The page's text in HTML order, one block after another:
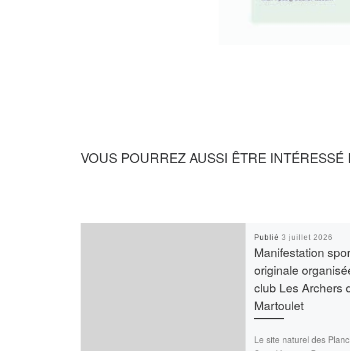
VOUS POURREZ AUSSI ÊTRE INTÉRESSÉ
Publié3 juillet 2026
Manifestation
originale
club Les Archers
Martoulet
Le site naturel des